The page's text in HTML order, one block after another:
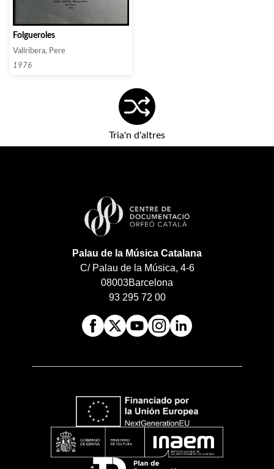
Folgueroles
Vallribera, Pere
1976
Tria'n d'altres
Palau de la Música Catalana
C/ Palau de la Música, 4-6
08003Barcelona
93 295 72 00